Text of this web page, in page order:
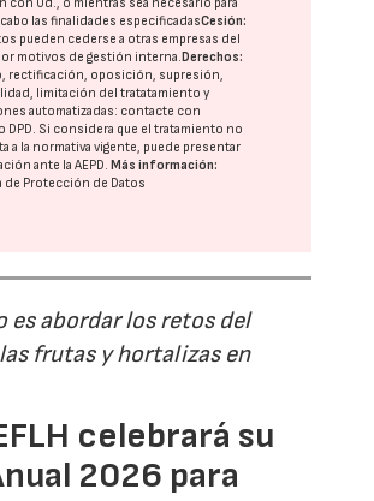
cabo las finalidades especificadasCesión:
pueden cederse a otras empresas del
motivos de gestión interna. Derechos:
rectificación, oposición, supresión,
limitación del tratatamiento y
automatizadas: contacte con
DPD. Si considera que el tratamiento no
a la normativa vigente, puede presentar
ante laAEPD. Más información:
de Protección de Datos
es abordar los retos del
frutas y hortalizas en
celebrará su
2026 para